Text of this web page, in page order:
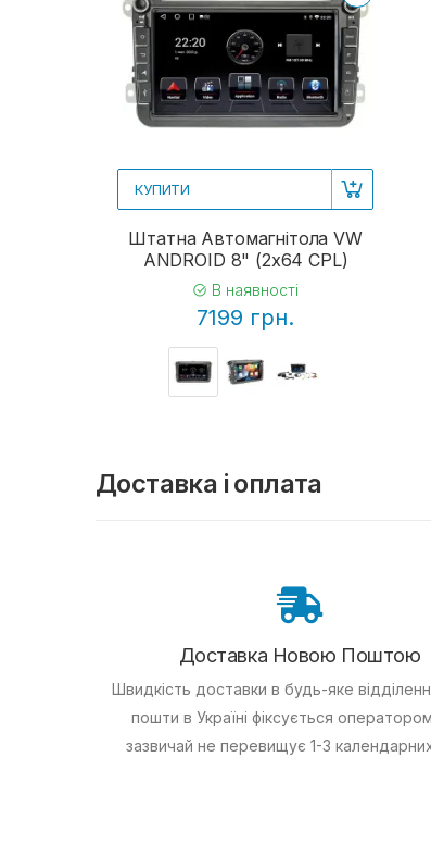
КУПИТИ
Штатна Автомагнітола VW
ANDROID 8" (2x64 CPL)
В наявності
7199 грн.
Доставка і оплата
Доставка Новою Поштою
Швидкість доставки в будь-яке
пошти в Україні фіксується
зазвичай не перевищує 1-3